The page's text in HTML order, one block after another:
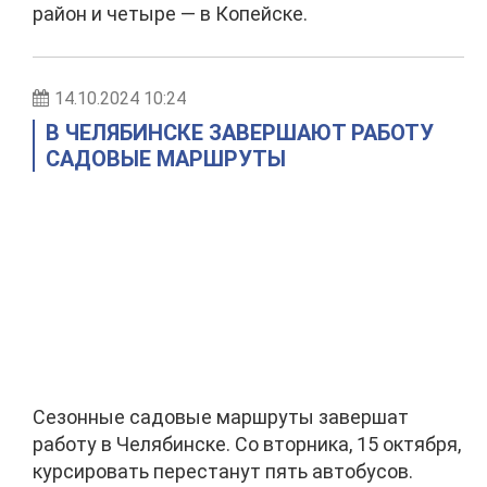
район и четыре — в Копейске.
14.10.2024 10:24
В ЧЕЛЯБИНСКЕ ЗАВЕРШАЮТ РАБОТУ
САДОВЫЕ МАРШРУТЫ
Сезонные садовые маршруты завершат
работу в Челябинске. Со вторника, 15 октября,
курсировать перестанут пять автобусов.